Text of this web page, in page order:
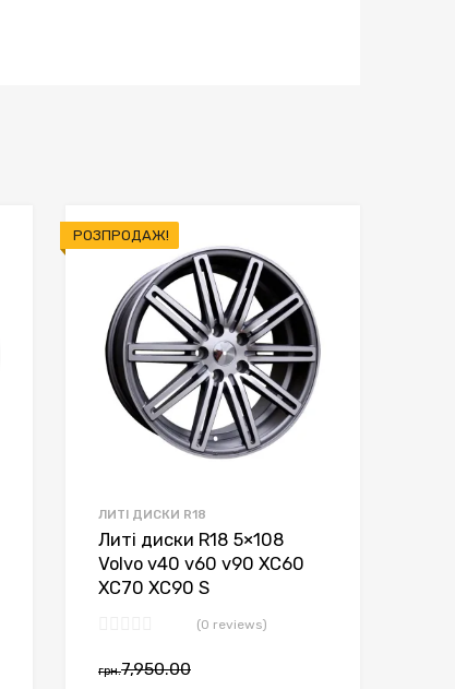
РОЗПРОДАЖ!
ЛИТІ ДИСКИ R18
Литі диски R18 5×108
Volvo v40 v60 v90 XC60
XC70 XC90 S
(0 reviews)
грн.7,950.00